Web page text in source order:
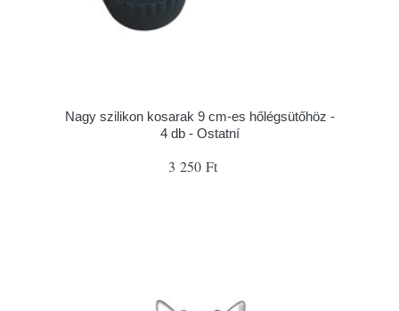
Nagy szilikon kosarak 9 cm-es hőlégsütőhöz -
4 db - Ostatní
3 250 Ft